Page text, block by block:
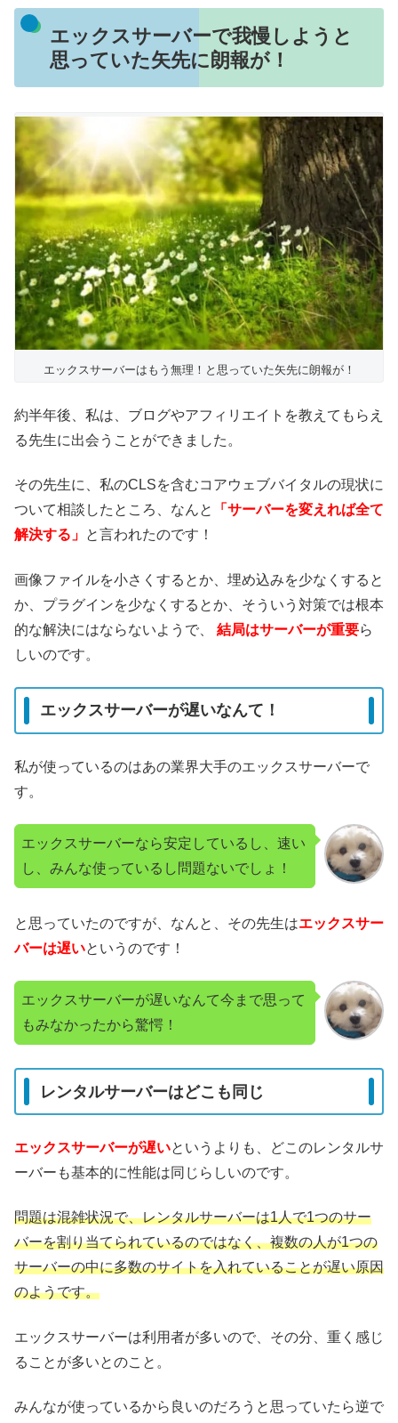
エックスサーバーで我慢しようと
思っていた矢先に朗報が！
エックスサーバーはもう無理！と思っていた矢先に朗報が！
約半年後、私は、ブログやアフィリエイトを教えてもらえ
る先生に出会うことができました。
その先生に、私のCLSを含むコアウェブバイタルの現状に
ついて相談したところ、なんと
「サーバーを変えれば全て
解決する」 と言われたのです！
画像ファイルを小さくするとか、埋め込みを少なくすると
か、プラグインを少なくするとか、そういう対策では根本
的な解決にはならないようで、
結局はサーバーが重要ら
しいのです。
エックスサーバーが遅いなんて！
私が使っているのはあの業界大手のエックスサーバーで
す。
エックスサーバーなら安定しているし、速い
し、みんな使っているし問題ないでしょ！
と思っていたのですが、なんと、その先生はエックスサー
バーは遅いというのです！
エックスサーバーが遅いなんて今まで思って
もみなかったから驚愕！
レンタルサーバーはどこも同じ
エックスサーバーが遅いというよりも、どこのレンタルサ
ーバーも基本的に性能は同じらしいのです。
問題は混雑状況で、レンタルサーバーは1人で1つのサー
バーを割り当てられているのではなく、複数の人が1つの
サーバーの中に多数のサイトを入れていることが遅い原因
のようです。
エックスサーバーは利用者が多いので、その分、重く感じ
ることが多いとのこと。
みんなが使っているから良いのだろうと思っていたら逆で